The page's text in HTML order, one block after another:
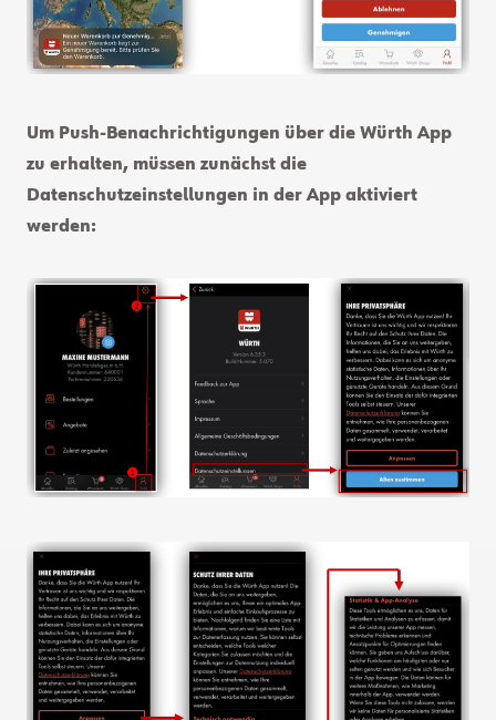
Um Push-Benachrichtigungen über die Würth App
zu erhalten, müssen zunächst die
Datenschutzeinstellungen in der App aktiviert
werden: